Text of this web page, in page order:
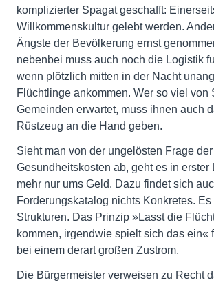
komplizierter Spagat geschafft:
Willkommenskultur gelebt werden.
Ängste der Bevölkerung ernst
nebenbei muss auch noch die Logistik
wenn plötzlich mitten in der Nacht
Flüchtlinge ankommen. Wer so viel von
Gemeinden erwartet, muss ihnen auch
Rüstzeug an die Hand geben.
Sieht man von der ungelösten Frage der
Gesundheitskosten ab, geht es in erster
mehr nur ums Geld. Dazu findet sich
Forderungskatalog nichts Konkretes. Es
Strukturen. Das Prinzip »Lasst die
kommen, irgendwie spielt sich das ein«
bei einem derart großen Zustrom.
Die Bürgermeister verweisen zu Recht